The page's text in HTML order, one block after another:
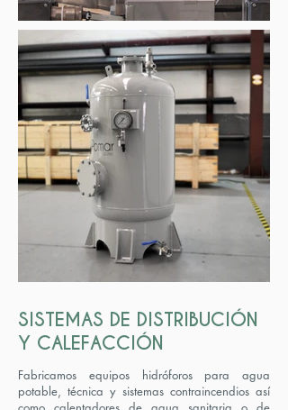
SISTEMAS DE DISTRIBUCIÓN
Y CALEFACCIÓN
Fabricamos equipos hidróforos para agua
potable, técnica y sistemas contraincendios así